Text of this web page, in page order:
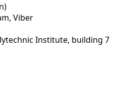
Viber
Institute, building 7